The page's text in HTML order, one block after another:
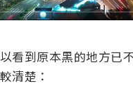
看到原本黑的地方已
清楚：